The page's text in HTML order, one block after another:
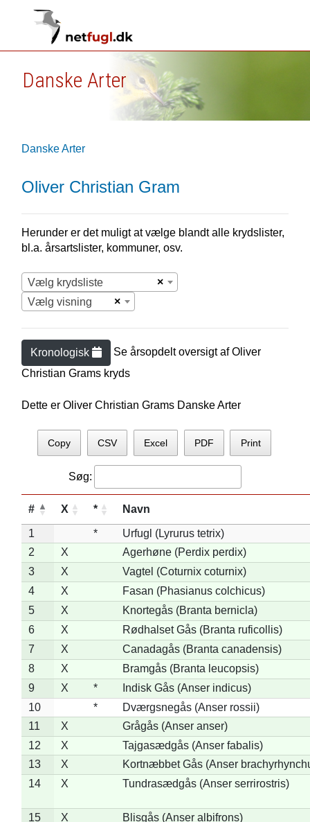
Danske Arter
Danske Arter
Oliver Christian Gram
Herunder er det muligt at vælge blandt alle krydslister,
bl.a. årsartslister, kommuner, osv.
×
Vælg krydsliste
×
Vælg visning
Kronologisk Se årsopdelt oversigt afOliver
Christian Grams kryds
Dette er Oliver Christian Grams Danske Arter
Copy CSV Excel PDF Print
Søg:
# X * Navn
1 *
Urfugl (Lyrurus tetrix)
2
X
Agerhøne (Perdix perdix)
3
X
Vagtel (Coturnix coturnix)
4
X
Fasan (Phasianus colchicus)
5
X
Knortegås (Branta bernicla)
6
X
Rødhalset Gås (Branta ruficollis)
7
X
Canadagås (Branta canadensis)
8
X
Bramgås (Branta leucopsis)
9
X *
Indisk Gås (Anser indicus)
10
*
Dværgsnegås (Anser rossii)
11
X
Grågås (Anser anser)
12
X
Tajgasædgås (Anser fabalis)
13
X
Kortnæbbet Gås (Anser
14
X Tundrasædgås (Anser serrirostris)
15 X
Blisgås (Anser albifrons)